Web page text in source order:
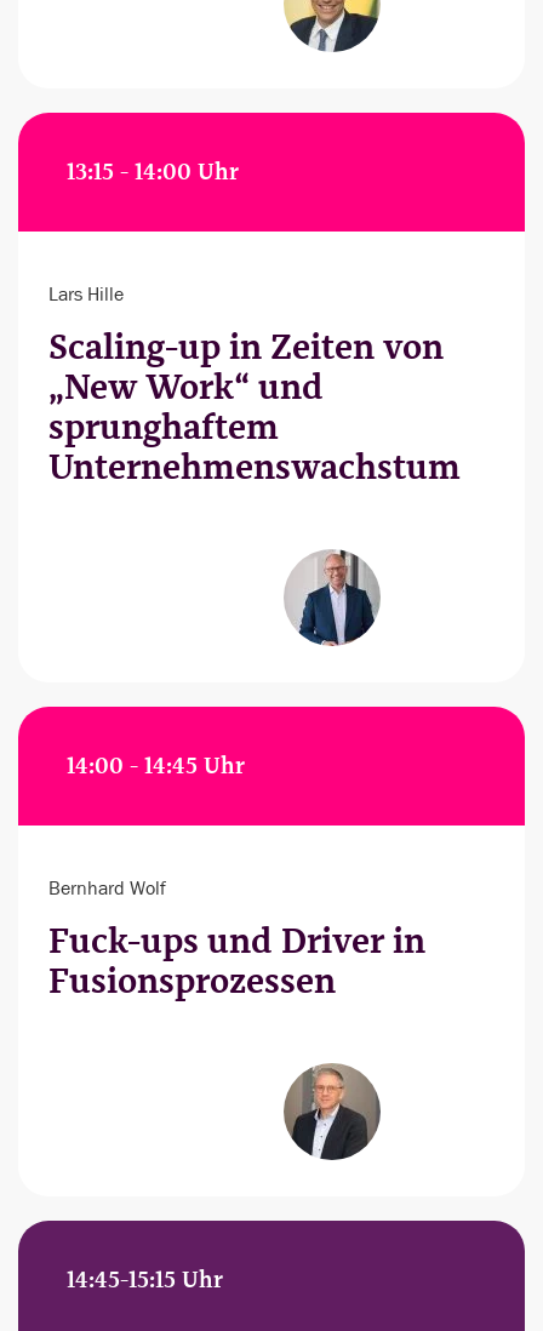
13:15 - 14:00 Uhr
Lars Hille
Scaling-up in Zeiten von
„New Work“ und
sprunghaftem
Unternehmenswachstum
14:00 - 14:45 Uhr
Bernhard Wolf
Fuck-ups und Driver in
Fusionsprozessen
14:45-15:15 Uhr